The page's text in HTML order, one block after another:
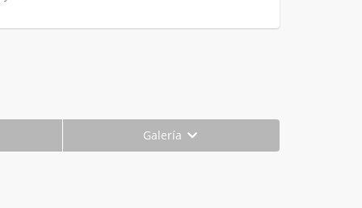
Galería